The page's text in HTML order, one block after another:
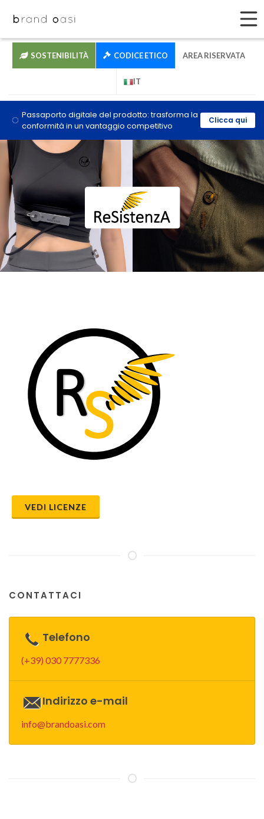
SOSTENIBILITÀ CODICE ETICO AREA RISERVATA
IT
Passaporto digitale del prodotto: trasforma la
conformità in un vantaggio competitivo
Clicca qui
VEDI LICENZE
CONTATTACI
Telefono
(+39) 030 7777336
Indirizzo e-mail
info@brandoasi.com